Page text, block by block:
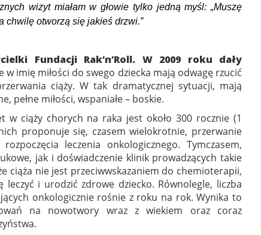
wizyt miałam w głowie tylko jedną myśl: „Muszę
chwilę otworzą się jakieś drzwi.”
Fundacji Rak’n’Roll. W 2009 roku dały
w imię miłości do swego dziecka mają odwagę rzucić
ciąży. W tak dramatycznej sytuacji, mają
pełne miłości, wspaniałe – boskie.
w ciąży chorych na raka jest około 300 rocznie (1
proponuje się, czasem wielokrotnie, przerwanie
leczenia onkologicznego. Tymczasem,
jak i doświadczenie klinik prowadzących takie
ciąża nie jest przeciwwskazaniem do chemioterapii,
leczyć i urodzić zdrowe dziecko. Równolegle, liczba
onkologicznie rośnie z roku na rok. Wynika to
na nowotwory wraz z wiekiem oraz coraz